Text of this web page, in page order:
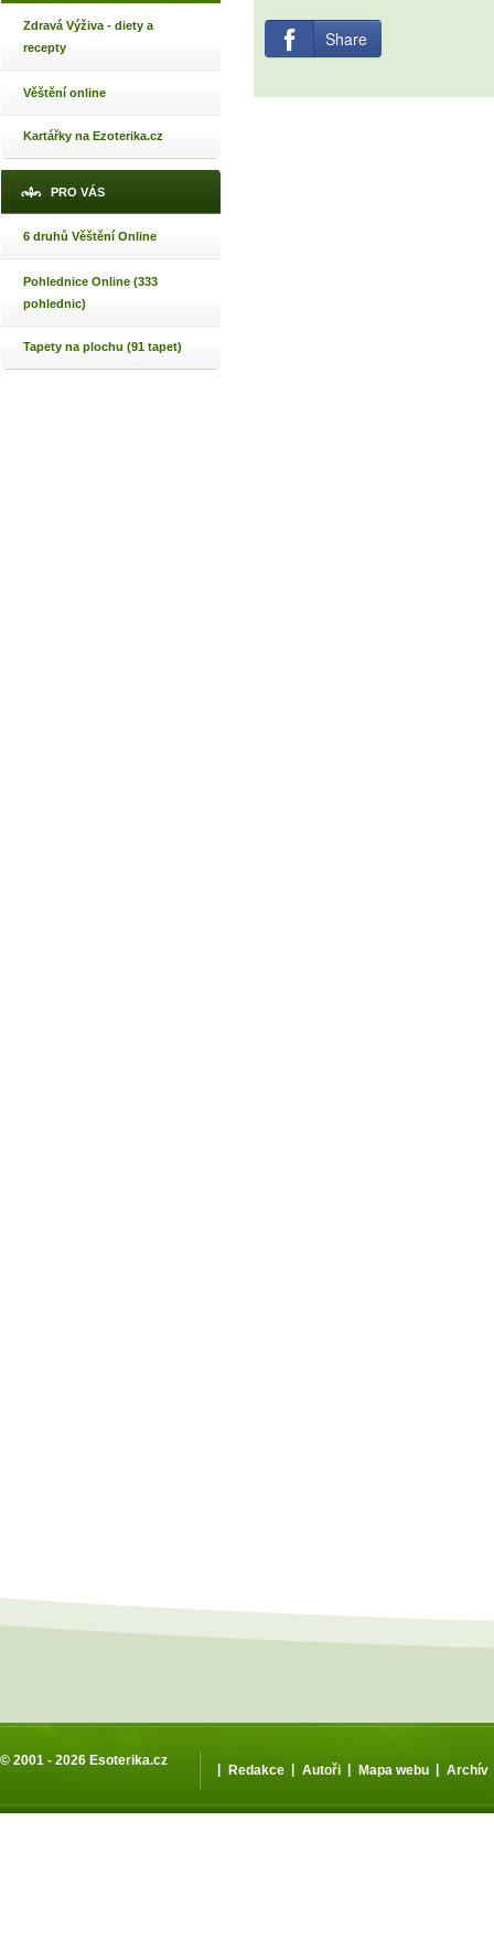
Zdravá Výživa - diety a
recepty
Věštění online
Kartářky na Ezoterika.cz
PRO VÁS
6 druhů Věštění Online
Pohlednice Online (333
pohlednic)
Tapety na plochu (91 tapet)
Share
© 2001 - 2026 Esoterika.cz
| Redakce | Autoři | Mapa webu | Archív